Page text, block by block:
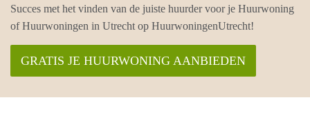
Succes met het vinden van de juiste huurder voor je Huurwoning
of Huurwoningen in Utrecht op HuurwoningenUtrecht!
GRATIS JE HUURWONING AANBIEDEN